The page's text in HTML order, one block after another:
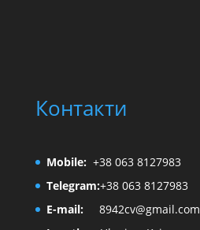
Контакти
Mobile: +38 063 8127983
Telegram:+38 063 8127983
E-mail:
8942cv@gmail.com